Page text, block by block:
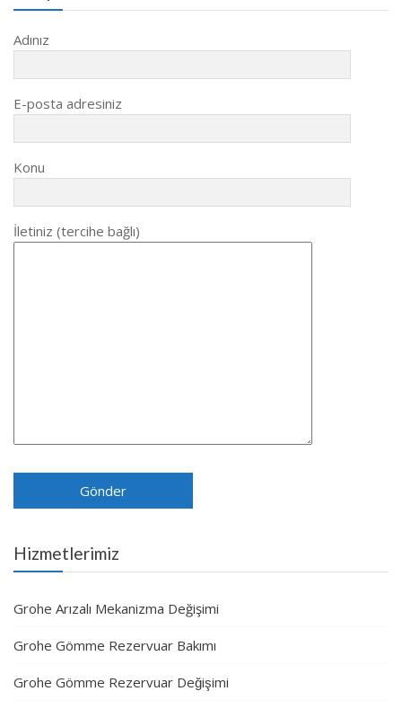
Adınız
E-posta adresiniz
Konu
İletiniz (tercihe bağlı)
Hizmetlerimiz
Grohe Arızalı Mekanizma Değişimi
Grohe Gömme Rezervuar Bakımı
Grohe Gömme Rezervuar Değişimi